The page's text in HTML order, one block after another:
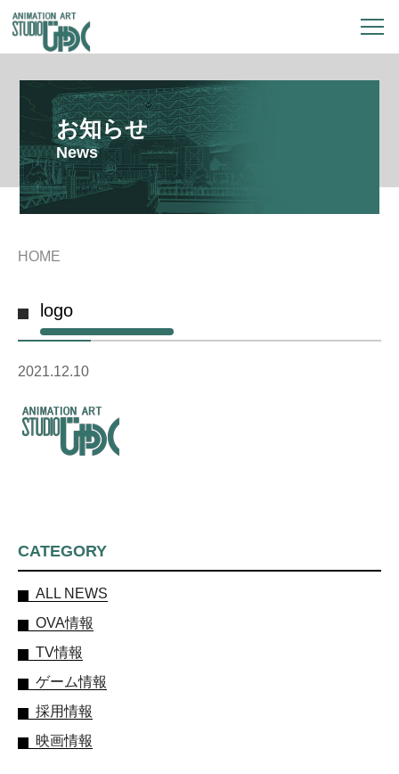
お知らせ
News
HOME
logo
2021.12.10
CATEGORY
ALL NEWS
OVA情報
TV情報
ゲーム情報
採用情報
映画情報